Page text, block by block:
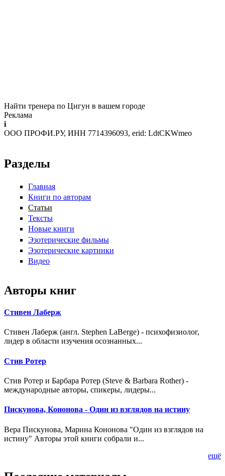
Найти тренера по Цигун в вашем городе
Реклама
i
ООО ПРОФИ.РУ, ИНН 7714396093, erid: LdtCKWmeo
Разделы
Главная
Книги по авторам
Статьи
Тексты
Новые книги
Эзотерические фильмы
Эзотерические картинки
Видео
Авторы книг
Стивен Лаберж
Стивен Лаберж (англ. Stephen LaBerge) - психофизиолог,
лидер в области изучения осознанных...
Стив Ротер
Стив Ротер и Барбара Ротер (Steve & Barbara Rother) -
международные авторы, спикеры, лидеры...
Пискунова, Кононова - Один из взглядов на истину
Вера Пискунова, Марина Кононова "Один из взглядов на
истину" Авторы этой книги собрали и...
ещё